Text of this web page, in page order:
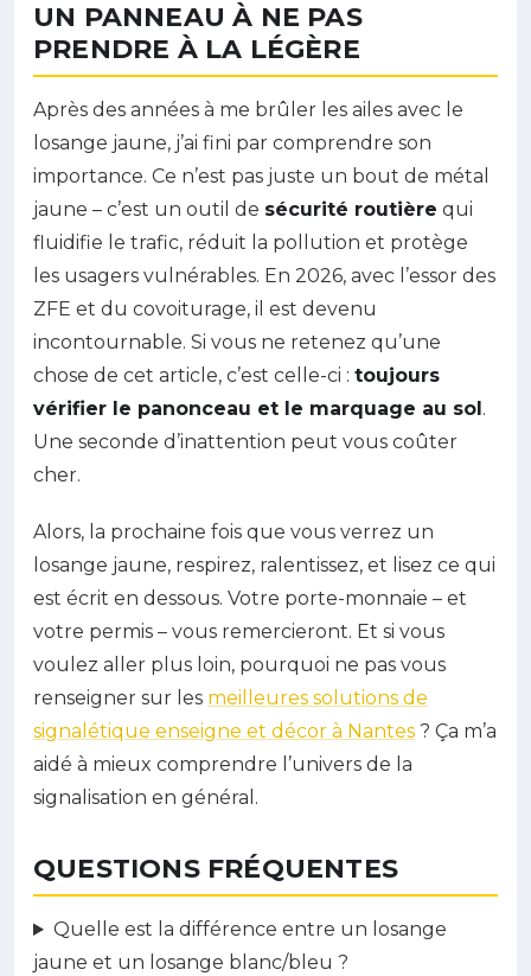
UN PANNEAU À NE PAS
PRENDRE À LA LÉGÈRE
Après des années à me brûler les ailes avec le
losange jaune, j’ai fini par comprendre son
importance. Ce n’est pas juste un bout de métal
jaune – c’est un outil de sécurité routière qui
fluidifie le trafic, réduit la pollution et protège
les usagers vulnérables. En 2026, avec l’essor des
ZFE et du covoiturage, il est devenu
incontournable. Si vous ne retenez qu’une
chose de cet article, c’est celle-ci : toujours
vérifier le panonceau et le marquage au sol.
Une seconde d’inattention peut vous coûter
cher.
Alors, la prochaine fois que vous verrez un
losange jaune, respirez, ralentissez, et lisez ce qui
est écrit en dessous. Votre porte-monnaie – et
votre permis – vous remercieront. Et si vous
voulez aller plus loin, pourquoi ne pas vous
renseigner sur les meilleures solutions de
signalétique enseigne et décor à Nantes ? Ça m’a
aidé à mieux comprendre l’univers de la
signalisation en général.
QUESTIONS FRÉQUENTES
Quelle est la différence entre un losange
jaune et un losange blanc/bleu ?